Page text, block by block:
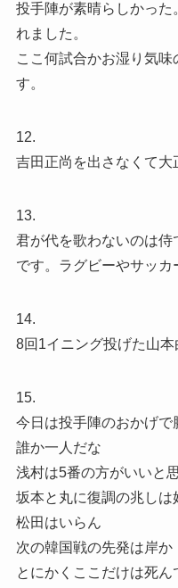
投手陣が素晴らしかった
れました。
ここ何試合かお湿り気
す。
12.
吉田正尚を出さなくて大
13.
君が代を歌わないのは侍
です。ラグビーやサッカ
14.
8回1イニング投げた山本
15.
今日は投手陣のおかげで
誰か一人だな
浅村は5番の方がいいと
坂本と丸に復調の兆しは
松田はいらん
次の韓国戦の先発は岸か
とにかくここだけは死ん